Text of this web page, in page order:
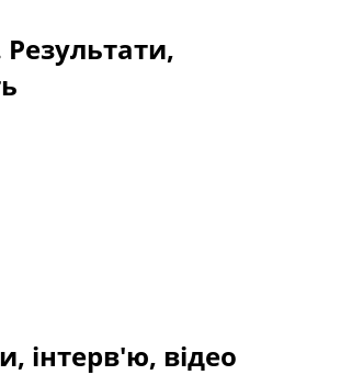
Результати,
інтерв'ю, відео